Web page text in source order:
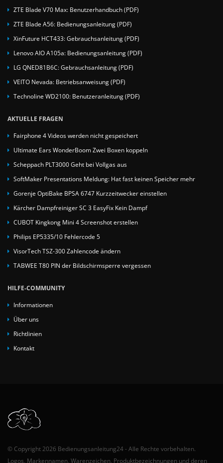
ZTE Blade V70 Max: Benutzerhandbuch (PDF)
ZTE Blade A56: Bedienungsanleitung (PDF)
XinFuture HCT433: Gebrauchsanleitung (PDF)
Lenovo AIO A105a: Bedienungsanleitung (PDF)
LG QNED81B6C: Gebrauchsanleitung (PDF)
VEITO Nevada: Betriebsanweisung (PDF)
Technoline WD2100: Benutzeranleitung (PDF)
AKTUELLE FRAGEN
Fairphone 4 Videos werden nicht gespeichert
Ultimate Ears WonderBoom Zwei Boxen koppeln
Scheppach PLT3000 Geht bei Vollgas aus
SoftMaker Presentations Meldung: Hat fast keinen Speicher mehr
Gorenje OptiBake BPSA 6747 Kurzzeitwecker einstellen
Kärcher Dampfreiniger SC 3 EasyFix Kein Dampf
CUBOT Kingkong Mini 4 Screenshot erstellen
Philips EP5335/10 Fehlercode 5
VisorTech TSZ-300 Zahlencode ändern
TABWEE T80 PIN der Bildschirmsperre vergessen
HILFE-COMMUNITY
Informationen
Über uns
Richtlinien
Kontakt
© Copyright 2026 Bedienungsanleitung24 - Alle Rechte vorbehalten.
Logos, Markennamen, Warenzeichen, Produktbezeichnungen und deren